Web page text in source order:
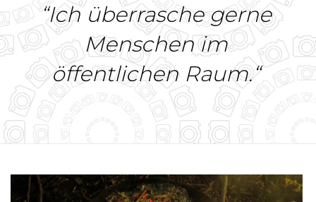
“Ich überrasche gerne
Menschen im
öffentlichen Raum.“